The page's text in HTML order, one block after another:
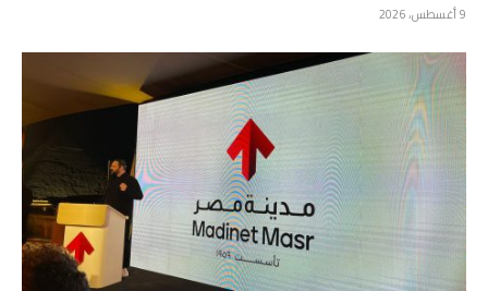
9 أغسطس، 2026